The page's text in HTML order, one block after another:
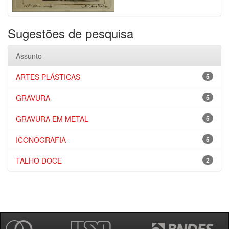
Sugestões de pesquisa
Assunto
5
ARTES PLÁSTICAS
5
GRAVURA
5
GRAVURA EM METAL
5
ICONOGRAFIA
2
TALHO DOCE